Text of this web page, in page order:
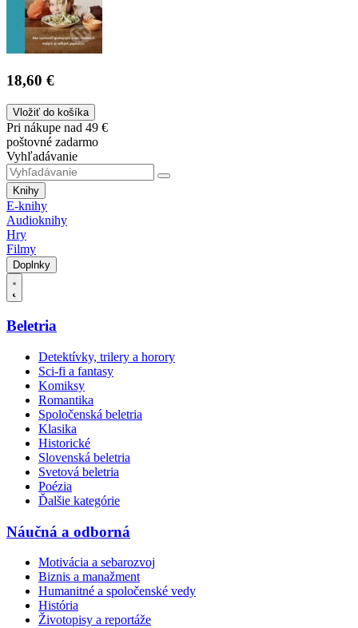
18,60 €
Vložiť do košíka
Pri nákupe nad 49 €
poštovné zadarmo
Vyhľadávanie
Knihy
E-knihy
Audioknihy
Hry
Filmy
Doplnky
Beletria
Detektívky, trilery a horory
Sci-fi a fantasy
Komiksy
Romantika
Spoločenská beletria
Klasika
Historické
Slovenská beletria
Svetová beletria
Poézia
Ďalšie kategórie
Náučná a odborná
Motivácia a sebarozvoj
Biznis a manažment
Humanitné a spoločenské vedy
História
Životopisy a reportáže